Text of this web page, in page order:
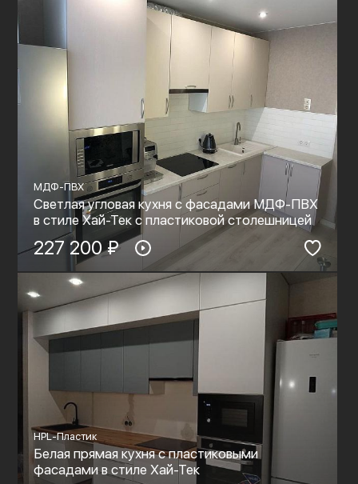
МДФ-ПВХ
Светлая угловая кухня с фасадами МДФ-ПВХ
в стиле Хай-Тек с пластиковой столешницей
227 200 ₽
HPL-Пластик
Белая прямая кухня с пластиковыми
фасадами в стиле Хай-Тек